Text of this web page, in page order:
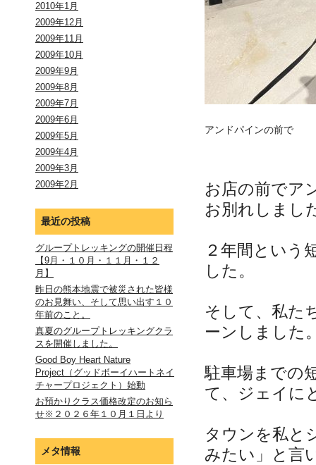
2010年1月
2009年12月
2009年11月
2009年10月
2009年9月
2009年8月
2009年7月
2009年6月
2009年5月
2009年4月
2009年3月
2009年2月
最近の投稿
グループトレッキングの開催日程
【9月・１０月・１１月・１２
月】
昨日の熊本地震で被災された皆様
のお見舞い、そして思い出す１０
年前のこと。
真夏のグループトレッキングクラ
スを開催しました。
Good Boy Heart Nature
Project（グッドボーイハートネイ
チャープロジェクト）始動
お預かりクラス価格改定のお知ら
せ※２０２６年１０月１日より
メタ情報
アンドパインの前で
お店の前でア
お別れしまし
２年間という
した。
そして、私た
ーンしました
駐車場までの
て、ジェイに
タウンを私と
みたい」と言